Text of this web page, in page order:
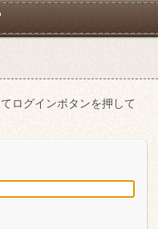
ログインボタンを押して